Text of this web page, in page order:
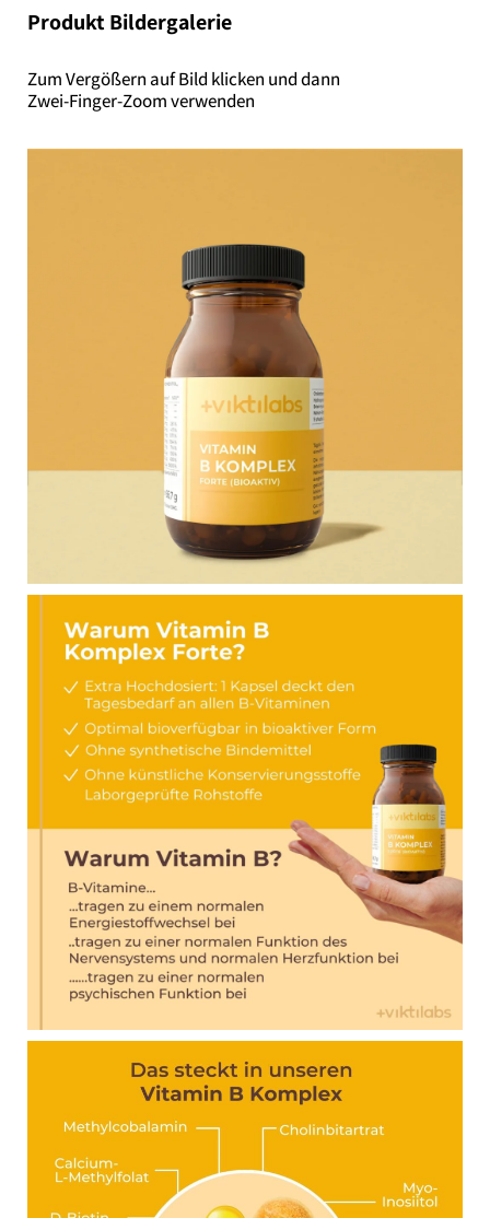
Produkt Bildergalerie
Zum Vergößern auf Bild klicken und dann
Zwei-Finger-Zoom verwenden